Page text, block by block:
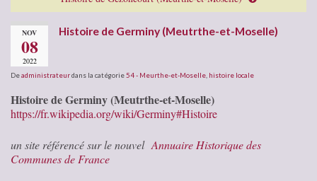
NOV
08
2022
Histoire de Germiny (Meutrthe-et-Moselle)
Deadministrateurdans la catégorie 54 - Meurthe-et-Moselle histoire locale
Histoire de Germiny (Meutrthe-et-Moselle)
https://fr.wikipedia.org/wiki/Germiny#Histoire
un site référencé sur le nouvel Annuaire Historique des
Communes de France